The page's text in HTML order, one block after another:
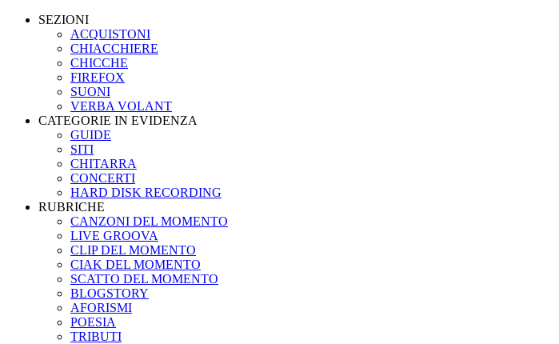
SEZIONI
ACQUISTONI
CHIACCHIERE
CHICCHE
FIREFOX
SUONI
VERBA VOLANT
CATEGORIE IN EVIDENZA
GUIDE
SITI
CHITARRA
CONCERTI
HARD DISK RECORDING
RUBRICHE
CANZONI DEL MOMENTO
LIVE GROOVA
CLIP DEL MOMENTO
CIAK DEL MOMENTO
SCATTO DEL MOMENTO
BLOGSTORY
AFORISMI
POESIA
TRIBUTI